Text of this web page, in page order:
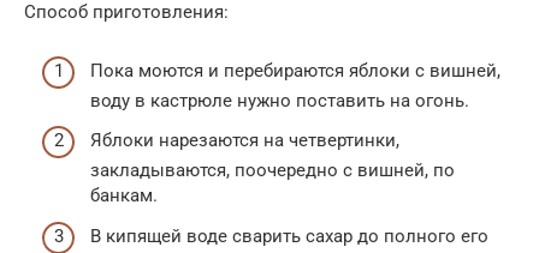
Способ приготовления:
Пока моются и перебираются яблоки с вишней,
воду в кастрюле нужно поставить на огонь.
Яблоки нарезаются на четвертинки,
закладываются, поочередно с вишней, по
банкам.
В кипящей воде сварить сахар до полного его